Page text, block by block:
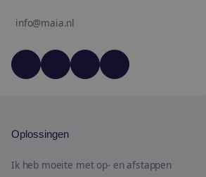
info@maia.nl
YouTubeLinkedInFacebookInstagram
Oplossingen
Ik heb moeite met op- en afstappen